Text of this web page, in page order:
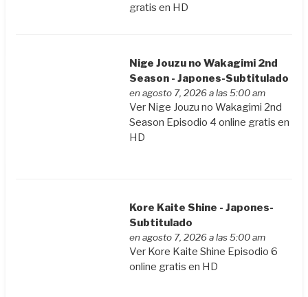
gratis en HD
Nige Jouzu no Wakagimi 2nd
Season - Japones-Subtitulado
en agosto 7, 2026 a las 5:00 am
Ver Nige Jouzu no Wakagimi 2nd
Season Episodio 4 online gratis en
HD
Kore Kaite Shine - Japones-
Subtitulado
en agosto 7, 2026 a las 5:00 am
Ver Kore Kaite Shine Episodio 6
online gratis en HD